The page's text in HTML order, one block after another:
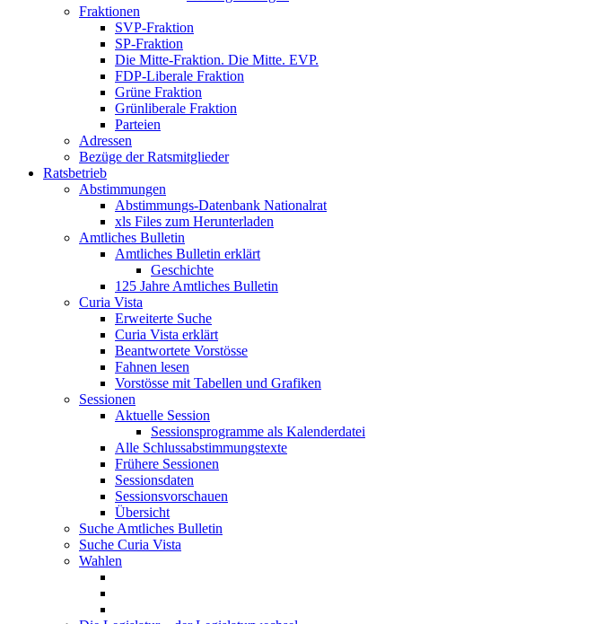
Fraktionen
SVP-Fraktion
SP-Fraktion
Die Mitte-Fraktion. Die Mitte. EVP.
FDP-Liberale Fraktion
Grüne Fraktion
Grünliberale Fraktion
Parteien
Adressen
Bezüge der Ratsmitglieder
Ratsbetrieb
Abstimmungen
Abstimmungs-Datenbank Nationalrat
xls Files zum Herunterladen
Amtliches Bulletin
Amtliches Bulletin erklärt
Geschichte
125 Jahre Amtliches Bulletin
Curia Vista
Erweiterte Suche
Curia Vista erklärt
Beantwortete Vorstösse
Fahnen lesen
Vorstösse mit Tabellen und Grafiken
Sessionen
Aktuelle Session
Sessionsprogramme als Kalenderdatei
Alle Schlussabstimmungstexte
Frühere Sessionen
Sessionsdaten
Sessionsvorschauen
Übersicht
Suche Amtliches Bulletin
Suche Curia Vista
Wahlen